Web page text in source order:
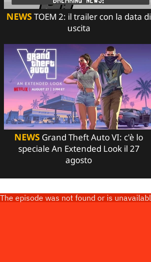
NEWSTOEM 2: il trailer con la data di
uscita
NEWS Grand Theft Auto VI: c'è lo
speciale An Extended Look il 27
agosto